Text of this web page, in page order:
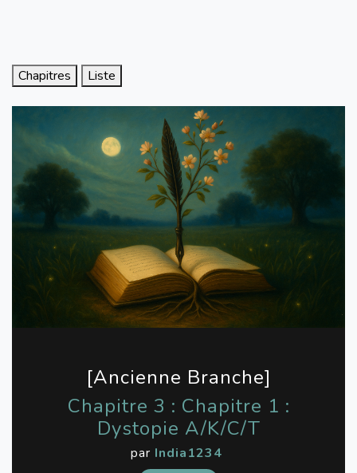
Chapitres Liste
[Ancienne Branche]
Chapitre 3 : Chapitre 1 :
Dystopie A/K/C/T
par India1234